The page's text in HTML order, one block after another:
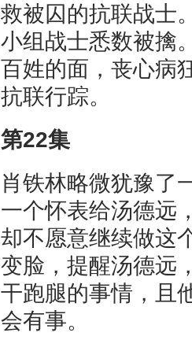
救被囚的抗联战士
小组战士悉数被擒
百姓的面，丧心病
抗联行踪。
第22集
肖铁林略微犹豫了
一个怀表给汤德远
却不愿意继续做这
变脸，提醒汤德远
干跑腿的事情，且
会有事。